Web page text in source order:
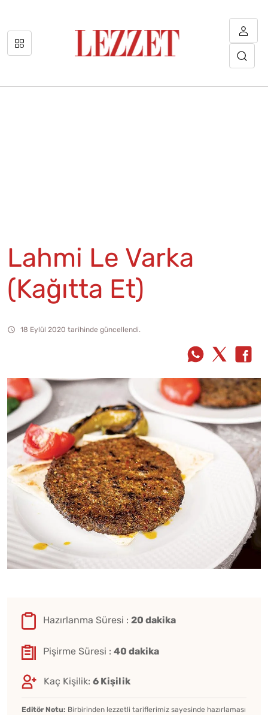
Lahmi Le Varka
(Kağıtta Et)
18 Eylül 2020 tarihinde güncellendi.
Hazırlanma Süresi : 20 dakika
Pişirme Süresi : 40 dakika
Kaç Kişilik: 6 Kişilik
Editör Notu: Birbirinden lezzetli tariflerimiz sayesinde hazırlaması